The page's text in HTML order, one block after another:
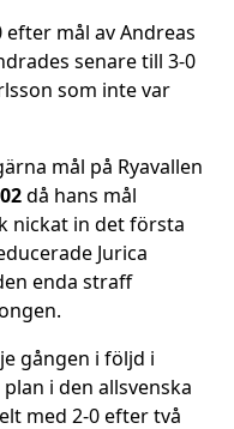
mål av Andreas
senare till 3-0
som inte var
mål på Ryavallen
då hans mål
nickat in det första
Jurica
enda straff
gången i följd i
i den allsvenska
med 2-0 efter två